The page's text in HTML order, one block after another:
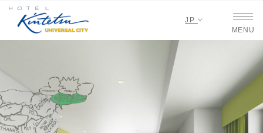
JP
MENU